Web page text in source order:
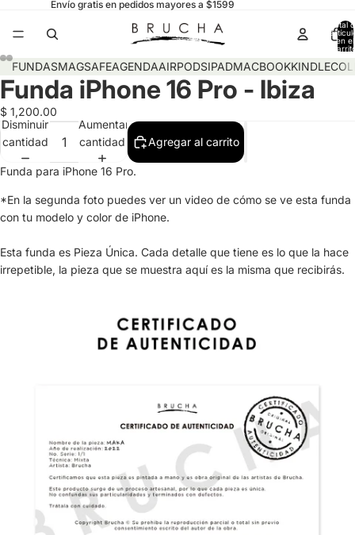
Envío gratis en pedidos mayores a $1599
Total
en el
FUNDASMAGSAFEAGENDAAIRPODSIPADMACBOOKKINDLE
Funda iPhone 16 Pro - Ibiza
$ 1,200.00
Disminuir
cantidad
Aumentar
cantidad
Agregar al carrito
Funda para iPhone 16 Pro.
*En la segunda foto puedes ver un video de cómo se ve esta funda
con tu modelo y color de iPhone.
Esta funda es Pieza Única. Cada detalle que tiene es lo que la hace
irrepetible, la pieza que se muestra aquí es la misma que recibirás.